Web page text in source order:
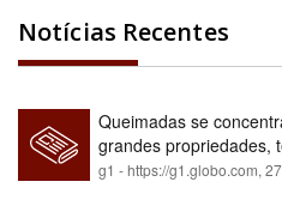
Notícias Recentes
Queimadas se
grandes propriedades,
relatório
g1 - https://g1.globo.com,